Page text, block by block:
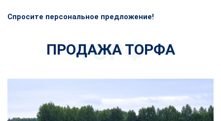
Спросите персональное предложение!
ТОРФ
ПРОДАЖА ТОРФА